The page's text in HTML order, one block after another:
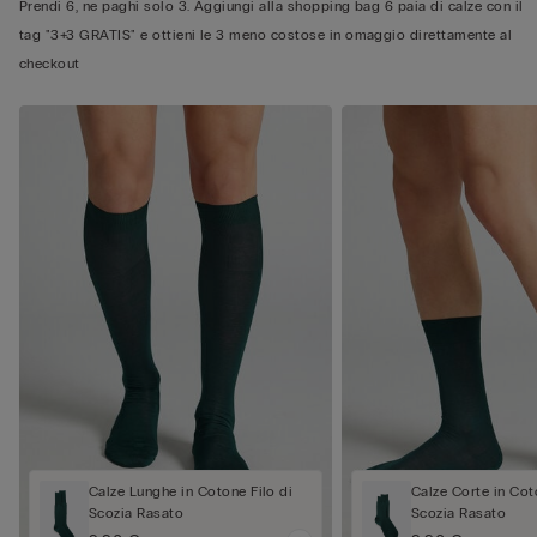
Prendi 6, ne paghi solo 3. Aggiungi alla shopping bag 6 paia di calze con il
tag "3+3 GRATIS" e ottieni le 3 meno costose in omaggio direttamente al
checkout
Calze Lunghe in Cotone Filo di
Scozia Rasato
Calze Corte in
Scozia Rasato